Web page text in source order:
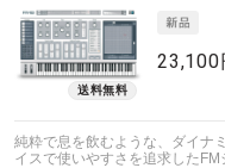
23,100
純粋で息を飲むような、ダイナ
イスで使いやすさを追求したFM